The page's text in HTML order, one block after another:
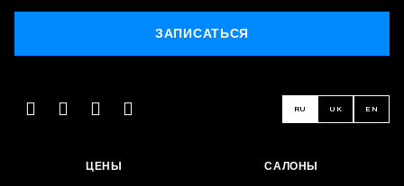
ЗАПИСАТЬСЯ
RU UK EN
ЦЕНЫ САЛОНЫ